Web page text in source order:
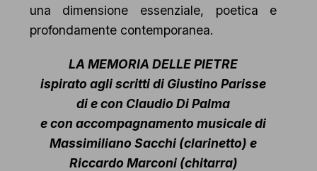
una dimensione essenziale, poetica e
profondamente contemporanea.
LA MEMORIA DELLE PIETRE
ispirato agli scritti di Giustino Parisse
di e con Claudio Di Palma
e con accompagnamento musicale di
Massimiliano Sacchi (clarinetto) e
Riccardo Marconi (chitarra)